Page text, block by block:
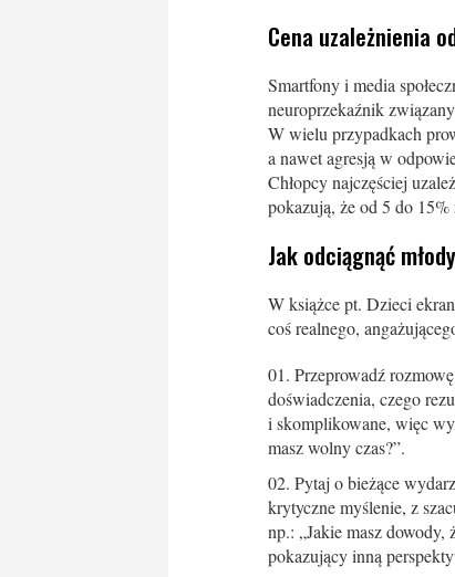
Cena uzależnienia
Smartfony i media
neuroprzekaźnik
W wielu przypadkach
a nawet agresją w
Chłopcy najczęściej
pokazują, że od 5 do
Jak odciągnąć
W książce pt. Dzieci
coś realnego,
Przeprowadź
doświadczenia, czego
i skomplikowane, więc
masz wolny czas?”.
Pytaj o bieżące
krytyczne myślenie, z
np.: „Jakie masz
pokazujący inną